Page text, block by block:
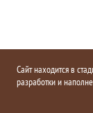
Сайт находится в
разработки и